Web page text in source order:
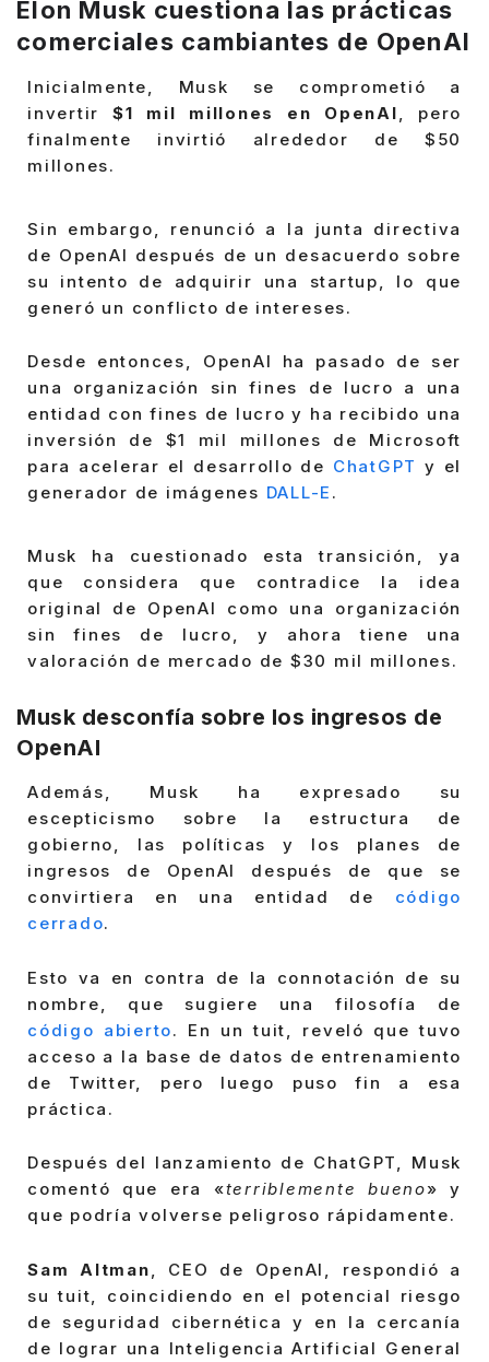
Elon Musk cuestiona las prácticas
comerciales cambiantes de OpenAI
Inicialmente, Musk se comprometió a
invertir $1 mil millones en OpenAI, pero
finalmente invirtió alrededor de $50
millones.
Sin embargo, renunció a la junta directiva
de OpenAI después de un desacuerdo sobre
su intento de adquirir una startup, lo que
generó un conflicto de intereses.
Desde entonces, OpenAI ha pasado de ser
una organización sin fines de lucro a una
entidad con fines de lucro y ha recibido una
inversión de $1 mil millones de Microsoft
para acelerar el desarrollo de ChatGPT y el
generador de imágenes DALL-E .
Musk ha cuestionado esta transición, ya
que considera que contradice la idea
original de OpenAI como una organización
sin fines de lucro, y ahora tiene una
valoración de mercado de $30 mil millones.
Musk desconfía sobre los ingresos de
OpenAI
Además, Musk ha expresado su
escepticismo sobre la estructura de
gobierno, las políticas y los planes de
ingresos de OpenAI después de que se
convirtiera en una entidad de código
cerrado.
Esto va en contra de la connotación de su
nombre, que sugiere una filosofía de
código abierto. En un tuit, reveló que tuvo
acceso a la base de datos de entrenamiento
de Twitter, pero luego puso fin a esa
práctica.
Después del lanzamiento de ChatGPT, Musk
comentó que era «terriblemente bueno» y
que podría volverse peligroso rápidamente.
Sam Altman, CEO de OpenAI, respondió a
su tuit, coincidiendo en el potencial riesgo
de seguridad cibernética y en la cercanía
de lograr una Inteligencia Artificial General